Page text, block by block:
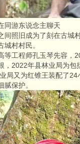
同游东说念主聊天
间照旧成为了刻在古城
村村民。
等工程师孔玉琴先容，
，2022年县林业局为
局又为红锥王装配了
腻保护。